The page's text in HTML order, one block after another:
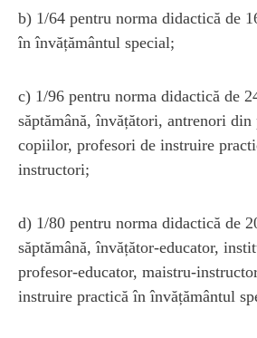
b) 1/64 pentru norma didactică de
în învățământul special;
c) 1/96 pentru norma didactică de
săptămână, învățători, antrenori
copiilor, profesori de instruire
instructori;
d) 1/80 pentru norma didactică de
săptămână, învățător-educator,
profesor-educator, maistru-
instruire practică în învățământul